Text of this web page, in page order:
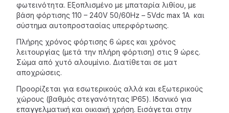
φωτεινότητα. Εξοπλισμένο με μπαταρία λιθίου, με
βάση φόρτισης 110 – 240V 50/60Hz – 5Vdc max 1A και
σύστημα αυτοπροστασίας υπερφόρτωσης.
Πλήρης χρόνος φόρτισης 6 ώρες και χρόνος
λειτουργίας (μετά την πλήρη φόρτιση) στις 9 ώρες.
Σώμα από χυτό αλουμίνιο. Διατίθεται σε ματ
αποχρώσεις.
Προορίζεται για εσωτερικούς αλλά και εξωτερικούς
χώρους (βαθμός στεγανότητας IP65). Ιδανικό για
επαγγελματική και οικιακή χρήση. Εισάγεται στην